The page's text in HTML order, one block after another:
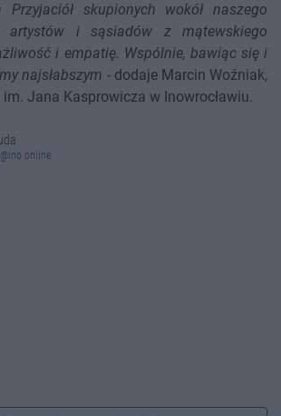
Przyjaciół skupionych wokół naszego
artystów i sąsiadów z mątewskiego
i empatię. Wspólnie, bawiąc się i
najsłabszym - dodaje Marcin Woźniak,
Jana Kasprowicza w Inowrocławiu.